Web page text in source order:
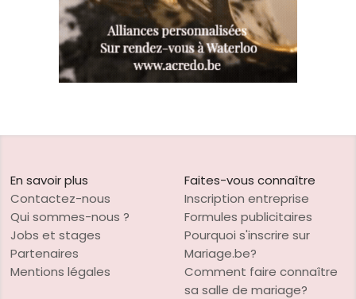
En savoir plus
Contactez-nous
Qui sommes-nous ?
Jobs et stages
Partenaires
Mentions légales
Faites-vous connaître
Inscription entreprise
Formules publicitaires
Pourquoi s'inscrire sur
Mariage.be?
Comment faire connaître
sa salle de mariage?